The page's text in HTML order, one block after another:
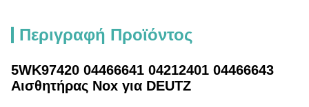
Περιγραφή Προϊόντος
5WK97420 04466641 04212401 04466643
Αισθητήρας Nox για DEUTZ